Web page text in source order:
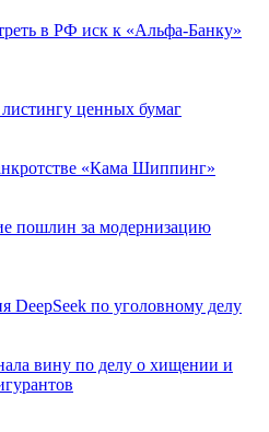
в РФ иск к «Альфа-Банку»
ценных бумаг
«Кама Шиппинг»
пошлин за модернизацию
DeepSeek по уголовному делу
вину по делу о хищении и